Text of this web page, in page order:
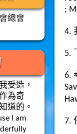
;
4.
5.
6.
7.
總會
受造，
為奇
道的。
I am